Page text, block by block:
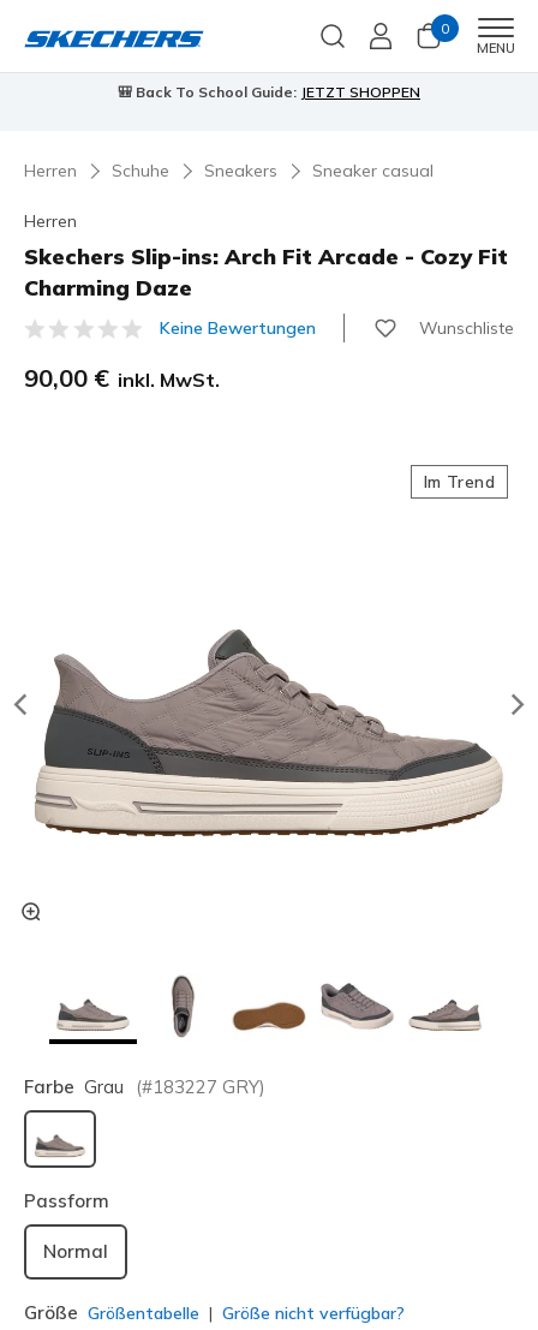
0
MENU
🎒 Back To School Guide: JETZT SHOPPEN
Herren Schuhe Sneakers Sneaker casual
Herren
Skechers Slip-ins: Arch Fit Arcade - Cozy Fit
Charming Daze
3,9 von 5 Kundenbewertungen
Keine Bewertungen Wunschliste
90,00 € inkl. MwSt.
Im Trend
Farbe Grau (#183227 GRY)
ausgewählt
Passform
Normal
Größe Größentabelle Größe nicht verfügbar?